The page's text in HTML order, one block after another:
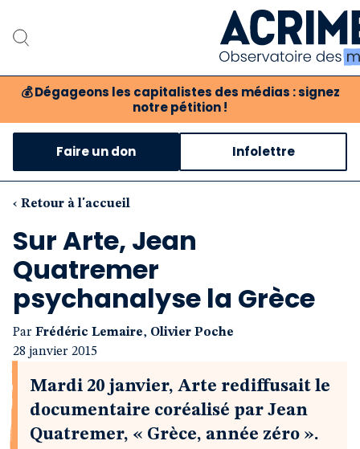
💰 Dégageons les capitalistes des médias : signez
notre pétition !
Notre critique des
Faire un don Infolettre
‹ Retour à l'accueil
Sur Arte, Jean
Quatremer
psychanalyse la Grèce
Par Frédéric Lemaire, Olivier Poche
28 janvier 2015
Mardi 20 janvier, Arte rediffusait le
documentaire coréalisé par Jean
Quatremer, « Grèce, année zéro ».